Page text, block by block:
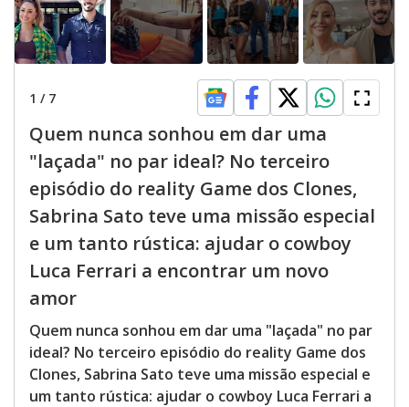
1 / 7
Quem nunca sonhou em dar uma
"laçada" no par ideal? No terceiro
episódio do reality Game dos Clones,
Sabrina Sato teve uma missão especial
e um tanto rústica: ajudar o cowboy
Luca Ferrari a encontrar um novo
amor
Quem nunca sonhou em dar uma "laçada" no par
ideal? No terceiro episódio do reality Game dos
Clones, Sabrina Sato teve uma missão especial e
um tanto rústica: ajudar o cowboy Luca Ferrari a